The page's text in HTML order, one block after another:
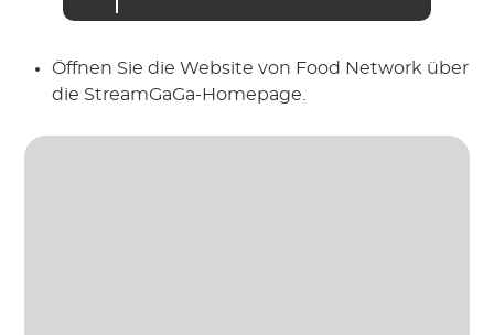
Öffnen Sie die Website von Food Network über
die StreamGaGa-Homepage.